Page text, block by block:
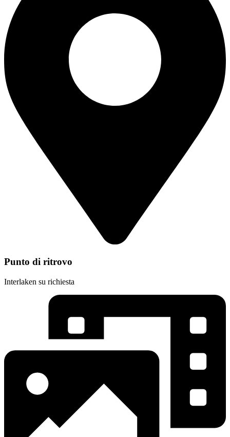
Punto di ritrovo
Interlaken su richiesta